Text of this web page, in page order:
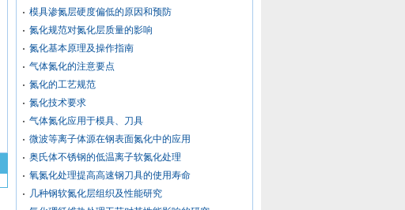
模具渗氮层硬度偏低的原因和预防
氮化规范对氮化层质量的影响
氮化基本原理及操作指南
气体氮化的注意要点
氮化的工艺规范
氮化技术要求
气体氮化应用于模具、刀具
微波等离子体源在钢表面氮化中的应用
奥氏体不锈钢的低温离子软氮化处理
氧氮化处理提高高速钢刀具的使用寿命
几种钢软氮化层组织及性能研究